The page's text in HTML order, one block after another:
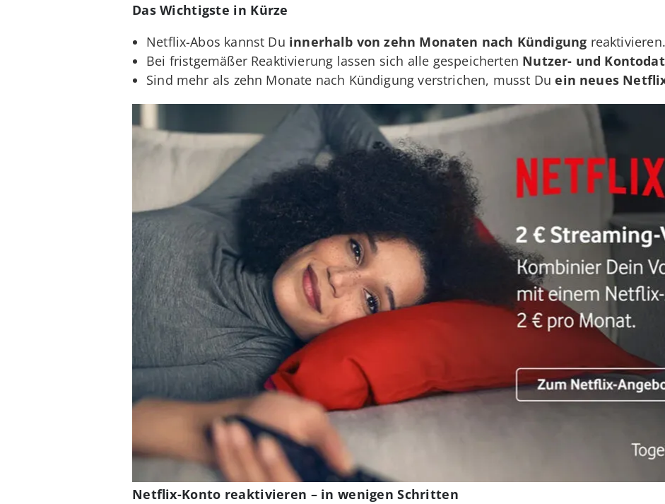
Das Wichtigste in Kürze
Netflix-Abos kannst Du innerhalb von zehn Monaten nach Kündigung reaktivieren.
Bei fristgemäßer Reaktivierung lassen sich alle gespeicherten Nutzer- und
Sind mehr als zehn Monate nach Kündigung verstrichen, musst Duein neues
Netflix-Konto reaktivieren – in wenigen Schritten